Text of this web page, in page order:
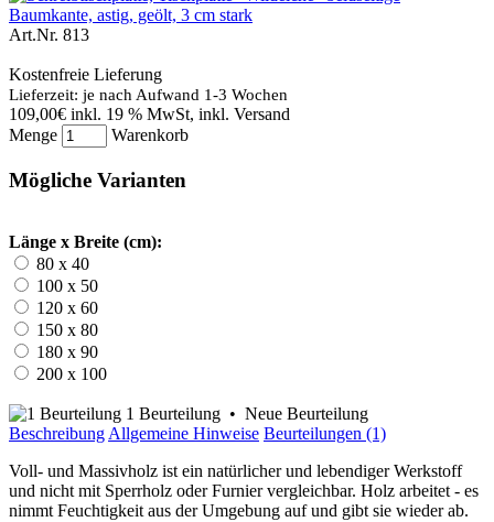
Art.Nr. 813
Kostenfreie Lieferung
Lieferzeit: je nach Aufwand 1-3 Wochen
109,00€ inkl. 19 % MwSt, inkl. Versand
Menge
Warenkorb
Mögliche Varianten
Länge x Breite (cm):
80 x 40
100 x 50
120 x 60
150 x 80
180 x 90
200 x 100
1 Beurteilung • Neue Beurteilung
Beschreibung Allgemeine Hinweise Beurteilungen (1)
Voll- und Massivholz ist ein natürlicher und lebendiger Werkstoff
und nicht mit Sperrholz oder Furnier vergleichbar. Holz arbeitet - es
nimmt Feuchtigkeit aus der Umgebung auf und gibt sie wieder ab.